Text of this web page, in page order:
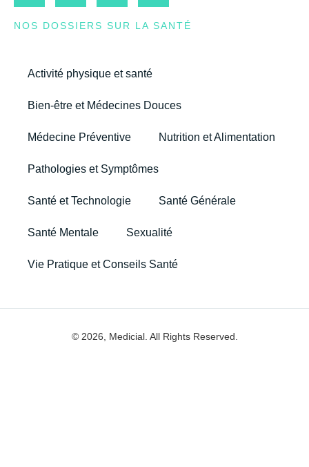
NOS DOSSIERS SUR LA SANTÉ
Activité physique et santé
Bien-être et Médecines Douces
Médecine Préventive Nutrition et Alimentation
Pathologies et Symptômes
Santé et Technologie Santé Générale
Santé Mentale Sexualité
Vie Pratique et Conseils Santé
© 2026, Medicial. All Rights Reserved.